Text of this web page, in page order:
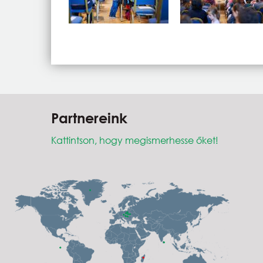
Partnereink
Kattintson, hogy megismerhesse őket!